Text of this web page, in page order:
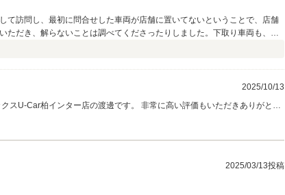
訪問し、最初に問合せした車両が店舗に置いてないということで、店舗
だき、解らないことは調べてくださったりしました。下取り車両も、買
ので何社か巡ろうと思っていたんですが、誠実なご対応をしていただい
ときに、「このキャンペーン、凄く良いものが当たるんですよ。」と渡
だったのは、ご愛嬌ということで、応募する前に気がついて良かったで
2025/10/13
す。 非常に高い評価もいただきありがとう
ローをさせていただきます。 今後ともどうぞよろしくお願いします！（＾
2025/03/13投稿